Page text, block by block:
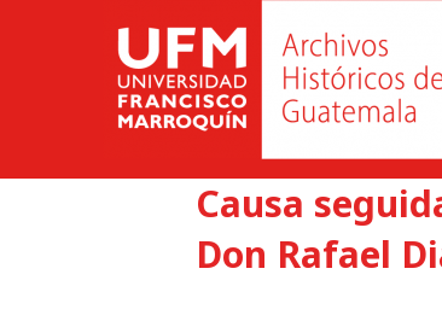
Causa
Don Rafael